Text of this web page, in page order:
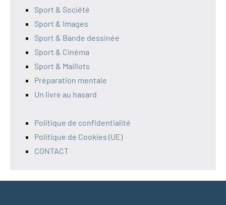
Sport & Société
Sport & Images
Sport & Bande dessinée
Sport & Cinéma
Sport & Maillots
Préparation mentale
Un livre au hasard
Politique de confidentialité
Politique de Cookies (UE)
CONTACT